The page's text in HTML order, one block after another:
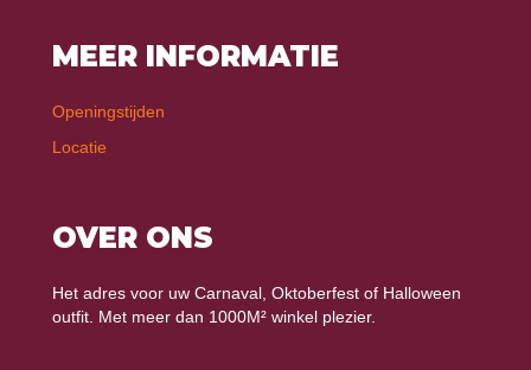
MEER INFORMATIE
Openingstijden
Locatie
OVER ONS
Het adres voor uw Carnaval, Oktoberfest of Halloween
outfit. Met meer dan 1000M² winkel plezier.